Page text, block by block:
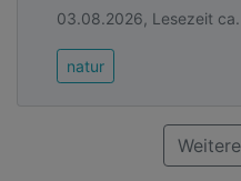
03.08.2026, Lesezeit
natur